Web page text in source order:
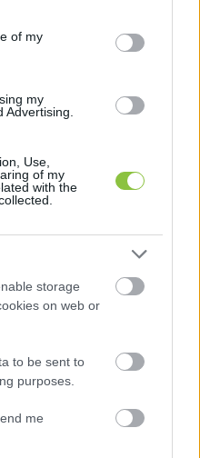
purposes in below Google
of my
my
Advertising.
Use,
of my
with the
storage
on web or
to be sent to
purposes.
me
mémet gyártó
és talán nem is
ha nem történik
a hibát az
és egyébként elég
a kollégium
helyett. Vagyis a
is jól tartja a
technikának.
a figyelmet, azt is
fejeződött be a